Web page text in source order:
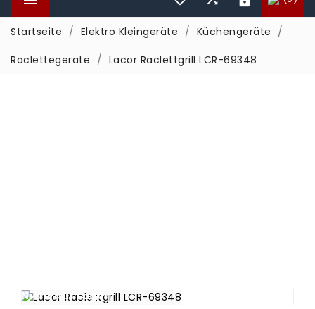
Startseite Elektro Kleingeräte
Küchengeräte
Raclettegeräte
Lacor Raclettgrill LCR-69348
Nicht auf Lager